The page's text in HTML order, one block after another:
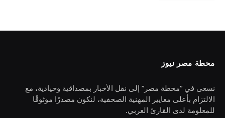
محطة مصر نيوز
نسعى في “محطة مصر” إلى نقل الأخبار بمصداقية وحيادية، مع
الالتزام بأعلى معايير المهنية الصحفية، لنكون مصدرًا موثوقًا
للمعلومة لدى القارئ العربي.